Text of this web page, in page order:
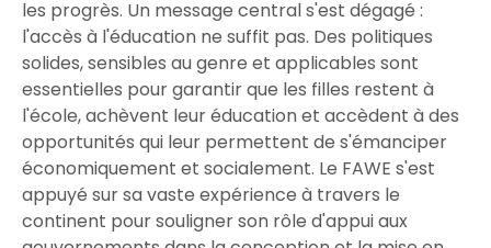
les progrès. Un message central s'est dégagé :
l'accès à l'éducation ne suffit pas. Des politiques
solides, sensibles au genre et applicables sont
essentielles pour garantir que les filles restent à
l'école, achèvent leur éducation et accèdent à des
opportunités qui leur permettent de s'émanciper
économiquement et socialement. Le FAWE s'est
appuyé sur sa vaste expérience à travers le
continent pour souligner son rôle d'appui aux